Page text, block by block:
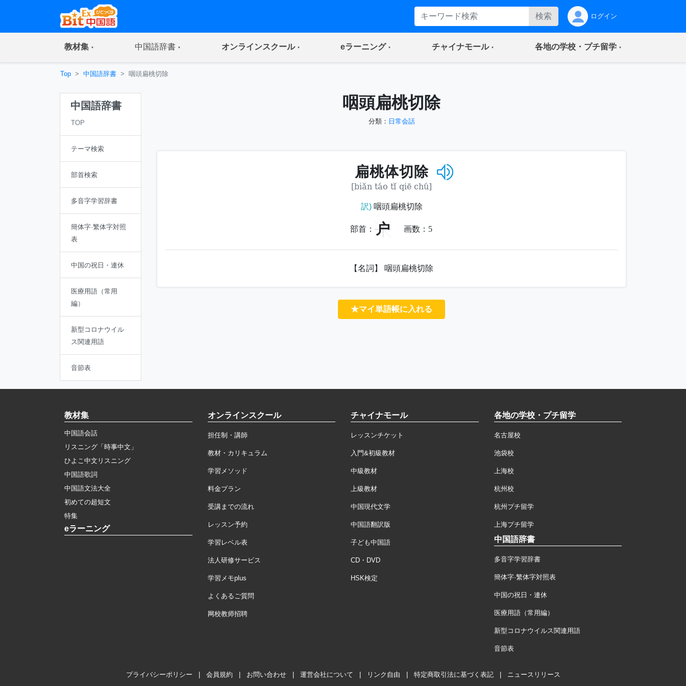
検索 ログイン
教材集(current) 中国語辞書(current) オンラインスクール(current) eラーニング(current) チャイナモール(current) 各地の学校・プチ留学(current)
Top 中国語辞書 咽頭扁桃切除
中国語辞書
TOP
テーマ検索
部首検索
多音字学習辞書
簡体字·繁体字対照
表
中国の祝日・連休
医療用語（常用
編）
新型コロナウイル
ス関連用語
音節表
咽頭扁桃切除
分類： 日常会話
扁桃体切除
[biǎn táo tǐ qiē chú]
訳)咽頭扁桃切除
部首： 户 画数： 5
【名詞】 咽頭扁桃切除
★マイ単語帳に入れる
教材集
中国語会話
リスニング「時事中文」
ひよこ中文リスニング
中国語歌詞
中国語文法大全
初めての超短文
特集
eラーニング
オンラインスクール
担任制・講師
教材・カリキュラム
学習メソッド
料金プラン
受講までの流れ
レッスン予約
学習レベル表
法人研修サービス
学習メモplus
よくあるご質問
网校教师招聘
チャイナモール
レッスンチケット
入門&初級教材
中級教材
上級教材
中国現代文学
中国語翻訳版
子ども中国語
CD・DVD
HSK検定
各地の学校・プチ留学
名古屋校
池袋校
上海校
杭州校
杭州プチ留学
上海プチ留学
中国語辞書
多音字学習辞書
簡体字·繁体字対照表
中国の祝日・連休
医療用語（常用編）
新型コロナウイルス関連用語
音節表
プライバシーポリシー 会員規約 お問い合わせ 運営会社について リンク自由 特定商取引法に基づく表記 ニュースリリース